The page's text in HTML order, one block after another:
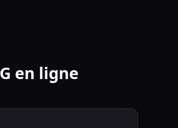
en ligne